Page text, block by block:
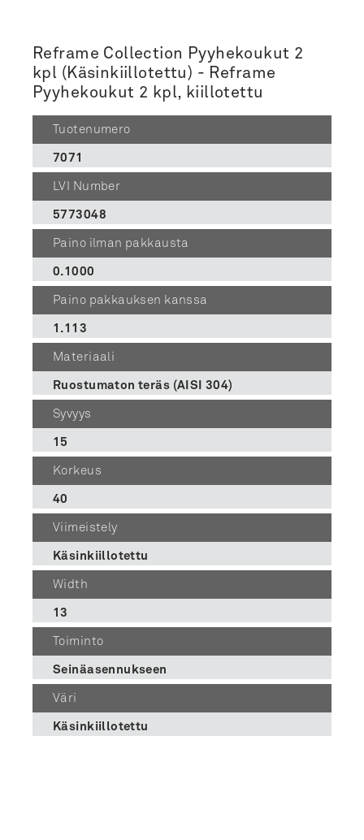
Reframe Collection Pyyhekoukut 2
kpl (Käsinkiillotettu) - Reframe
Pyyhekoukut 2 kpl, kiillotettu
Tuotenumero
7071
LVI Number
5773048
Paino ilman pakkausta
0.1000
Paino pakkauksen kanssa
1.113
Materiaali
Ruostumaton teräs (AISI 304)
Syvyys
15
Korkeus
40
Viimeistely
Käsinkiillotettu
Width
13
Toiminto
Seinäasennukseen
Väri
Käsinkiillotettu